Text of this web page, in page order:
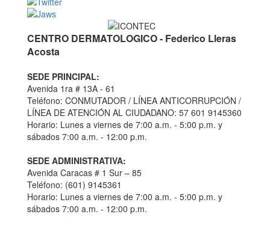
CENTRO DERMATOLOGICO - Federico Lleras
Acosta
SEDE PRINCIPAL:
Avenida 1ra # 13A - 61
Teléfono: CONMUTADOR / LÍNEA ANTICORRUPCIÓN /
LÍNEA DE ATENCIÓN AL CIUDADANO: 57 601 9145360
Horario: Lunes a viernes de 7:00 a.m. - 5:00 p.m. y
sábados 7:00 a.m. - 12:00 p.m.
SEDE ADMINISTRATIVA:
Avenida Caracas # 1 Sur – 85
Teléfono: (601) 9145361
Horario: Lunes a viernes de 7:00 a.m. - 5:00 p.m. y
sábados 7:00 a.m. - 12:00 p.m.